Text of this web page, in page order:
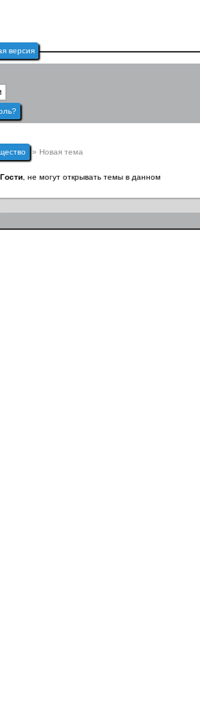
версия
» Новая тема
Гости , не могут открывать темы в данном